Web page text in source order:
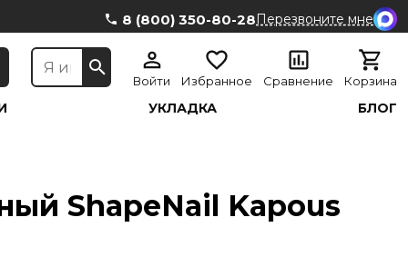
8 (800) 350-80-28Перезвоните мне
Войти Избранное Сравнение Корзина
УКЛАДКА БЛОГ
ShapeNail Kapous